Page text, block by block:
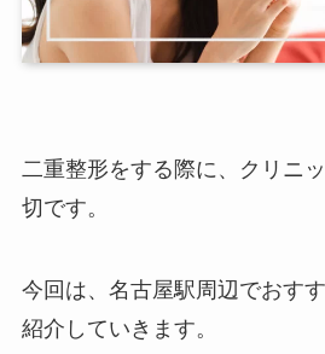
二重整形をする際に、クリニ
切です。
今回は、名古屋駅周辺でおす
紹介していきます。